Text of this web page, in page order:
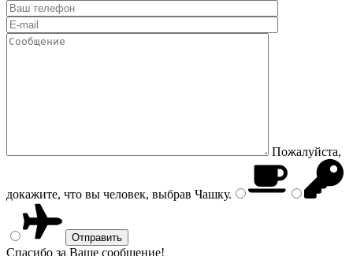
Пожалуйста,
докажите, что вы человек, выбрав Чашку.
Спасибо за Ваше сообщение!